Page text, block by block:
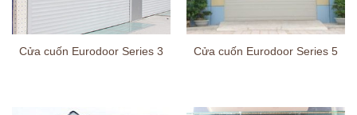
Cửa cuốn Eurodoor Series 3 Cửa cuốn Eurodoor Series 5